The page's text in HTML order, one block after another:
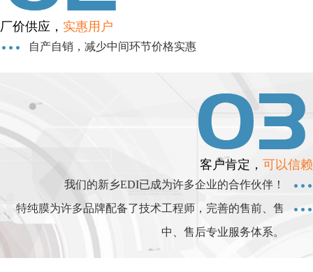
厂价供应， 实惠用户
自产自销，减少中间环节价格实惠
客户肯定， 可以信赖
我们的新乡EDI已成为许多企业的合作伙伴！
特纯膜为许多品牌配备了技术工程师，完善的售前、售
中、售后专业服务体系。